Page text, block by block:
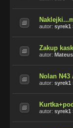
autor: syrek1
Zakup
autor:
Nolan N43
autor: syrek1
autor: syrek1